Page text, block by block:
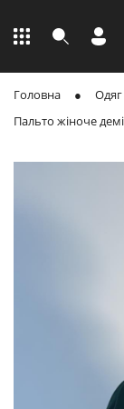
Головна Одяг
Пальто жіноче